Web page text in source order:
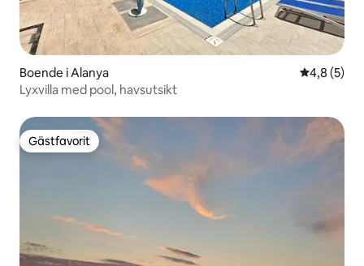
Boende i Alanya 4,8 av 5 i
4,8 (5)
Lyxvilla med pool, havsutsikt
Gästfavorit
Gästfavorit